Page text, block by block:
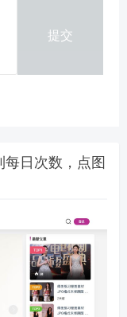
提交
日次数，点图